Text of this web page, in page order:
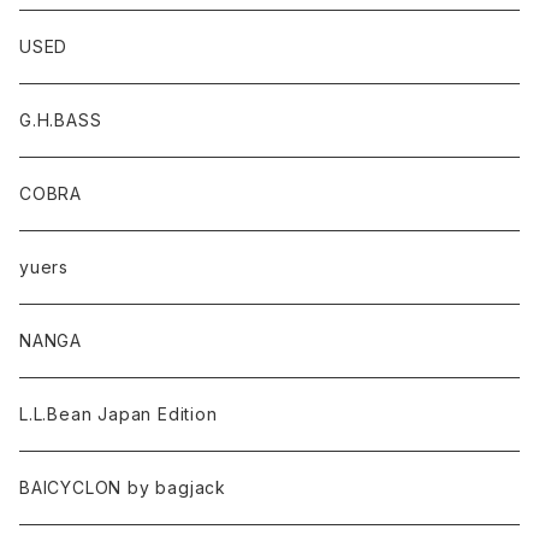
USED
G.H.BASS
COBRA
yuers
NANGA
L.L.Bean Japan Edition
BAICYCLON by bagjack